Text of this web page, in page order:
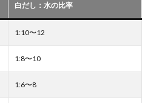
白だし：水の比率
1:10〜12
1:8〜10
1:6〜8